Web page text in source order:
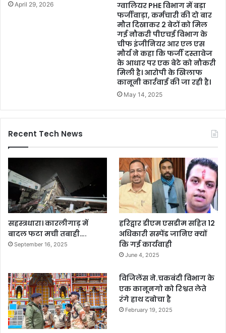
April 29, 2026
ग्वालियर PHE विभाग में बड़ा
फर्जीवाड़ा, कर्मचारी की दो बार
मौत दिखाकर 2 बेटों को मिल
गई नौकरी पीएचई विभाग के
चीफ इंजीनियर आर एल एस
मौर्य ने कहा कि फर्जी दस्तावेज
के आधार पर एक बेटे को नौकरी
मिली है। आरोपी के खिलाफ
कानूनी कार्रवाई की जा रही है।
May 14, 2025
Recent Tech News
सहस्त्रधारा। कारलीगाड़ में
बादल फटा मची तबाही….
September 16, 2025
हरिद्वार डीएम एसडीम सहित 12
अधिकारी सस्पेंड जानिए क्यों
कि गई कार्यवाही
June 4, 2025
विजिलेंस ने.चकबंदी विभाग के
एक कानूनगो को रिश्वत लेते
रंगे हाथ दबोचा है
February 19, 2025